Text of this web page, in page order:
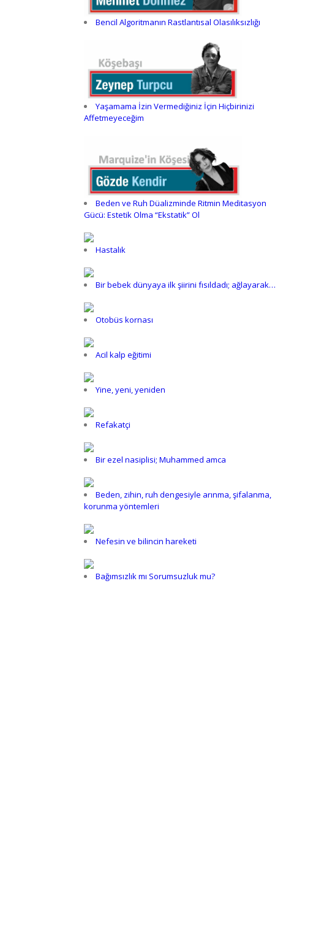
Bencil Algoritmanın Rastlantısal Olasılıksızlığı
Yaşamama İzin Vermediğiniz İçin Hiçbirinizi
Affetmeyeceğim
Beden ve Ruh Düalizminde Ritmin Meditasyon
Gücü: Estetik Olma “Ekstatik” Ol
Hastalık
Bir bebek dünyaya ilk şiirini fısıldadı; ağlayarak…
Otobüs kornası
Acil kalp eğitimi
Yine, yeni, yeniden
Refakatçi
Bir ezel nasiplisi; Muhammed amca
Beden, zihin, ruh dengesiyle arınma, şifalanma,
korunma yöntemleri
Nefesin ve bilincin hareketi
Bağımsızlık mı Sorumsuzluk mu?